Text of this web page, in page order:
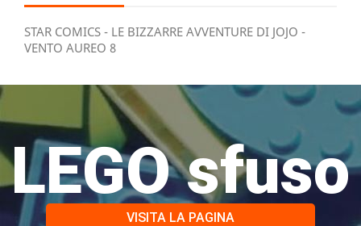
STAR COMICS - LE BIZZARRE AVVENTURE DI JOJO -
VENTO AUREO 8
LEGO sfuso
VISITA LA PAGINA